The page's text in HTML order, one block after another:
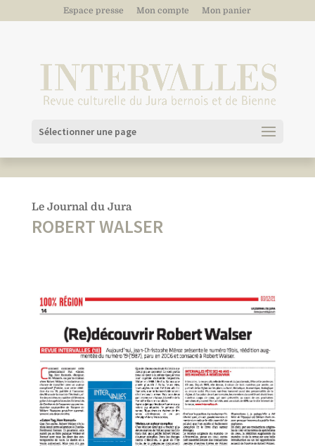
Espace presse Mon compte Mon panier
Sélectionner une page
Le Journal du Jura
ROBERT WALSER